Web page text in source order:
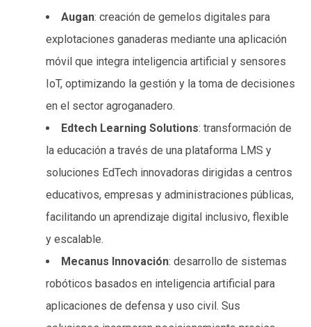
Augan: creación de gemelos digitales para
explotaciones ganaderas mediante una aplicación
móvil que integra inteligencia artificial y sensores
IoT, optimizando la gestión y la toma de decisiones
en el sector agroganadero.
Edtech Learning Solutions: transformación de
la educación a través de una plataforma LMS y
soluciones EdTech innovadoras dirigidas a centros
educativos, empresas y administraciones públicas,
facilitando un aprendizaje digital inclusivo, flexible
y escalable.
Mecanus Innovación: desarrollo de sistemas
robóticos basados en inteligencia artificial para
aplicaciones de defensa y uso civil. Sus